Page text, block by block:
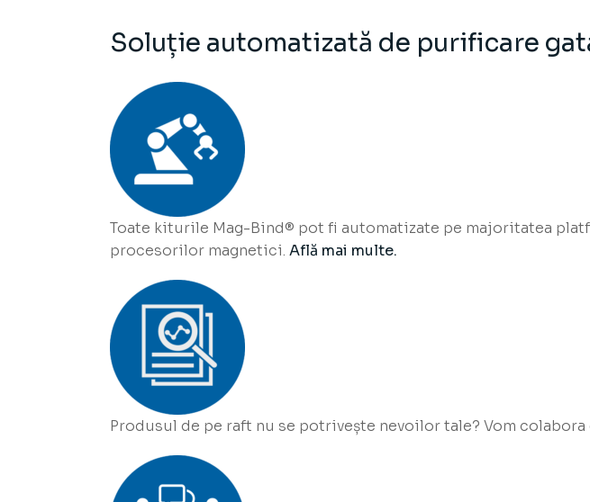
Soluție automatizată de purificare
Toate kiturile Mag-Bind® pot fi automatizate pe majoritatea
procesorilor magnetici. Află mai multe.
Produsul de pe raft nu se potrivește nevoilor tale? Vom